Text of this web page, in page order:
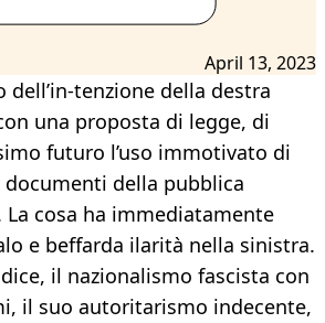
April 13, 2023
dell’in-tenzione della destra
una proposta di legge, di
futuro l’uso immotivato di
della pubblica
cosa ha immediatamente
e beffarda ilarità nella sinistra.
il nazionalismo fascista con
il suo autoritarismo indecente,